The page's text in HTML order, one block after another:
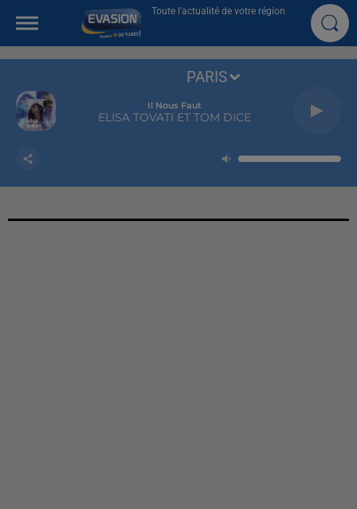
Toute l'actualité de votre région
Il Nous Faut
ELISA TOVATI ET TOM DICE
PARIS